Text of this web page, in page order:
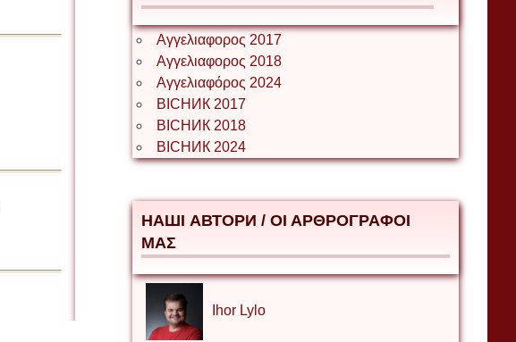
Αγγελιαφορος 2017
Αγγελιαφορος 2018
Αγγελιαφόρος 2024
ВІСНИК 2017
ВІСНИК 2018
ВІСНИК 2024
НАШІ АВТОРИ / ΟΙ ΑΡΘΡΟΓΡΑΦΟΙ
ΜΑΣ
Ihor Lylo